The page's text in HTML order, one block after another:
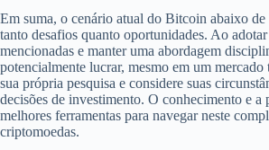
Em suma, o cenário atual do Bitcoin abaixo
tanto desafios quanto oportunidades. Ao adotar
mencionadas e manter uma abordagem
potencialmente lucrar, mesmo em um
sua própria pesquisa e considere suas
decisões de investimento. O conhecimento e a
melhores ferramentas para navegar neste
criptomoedas.